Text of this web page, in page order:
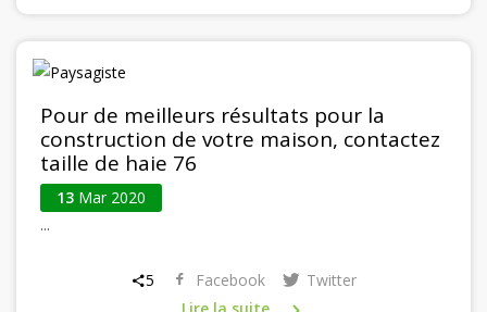
Pour de meilleurs résultats pour la
construction de votre maison, contactez
taille de haie 76
13 Mar 2020
...
5 Facebook
Twitter